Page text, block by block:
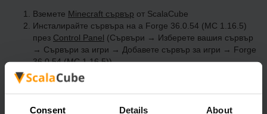
Consent Details About
Вземете Minecraft сървър от ScalaCube
Инсталирайте сървъра на a Forge 36.0.54 (MC 1.16.5)
през Control Panel (Сървъри → Изберете вашия сървър
→ Сървъри за игри → Добавете сървър за игри → Forge
36.0.54 (MC 1.16.5))
Приятна игра на сървъра!